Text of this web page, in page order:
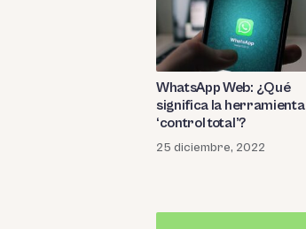
WhatsApp Web: ¿Qué
significa la herramienta
‘control total’?
25 diciembre, 2022